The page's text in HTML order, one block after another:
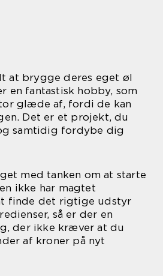
at brygge deres eget øl
en fantastisk hobby, som
glæde af, fordi de kan
Det er et projekt, du
samtidig fordybe dig
med tanken om at starte
ikke har magtet
finde det rigtige udstyr
så er der en
der ikke kræver at du
af kroner på nyt